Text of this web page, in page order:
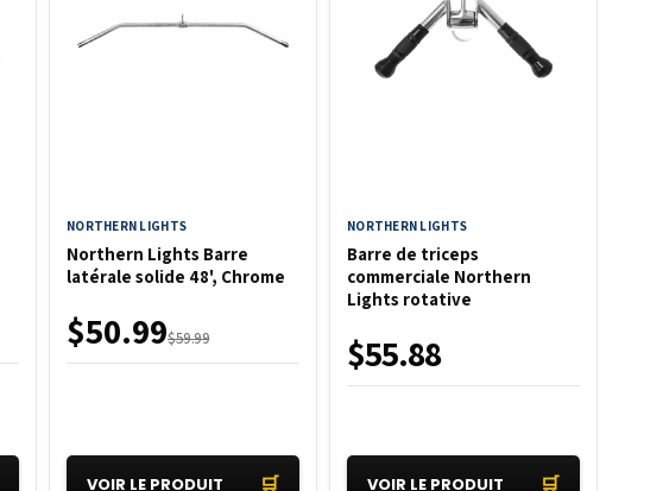
NORTHERN LIGHTS
Northern Lights Barre
latérale solide 48', Chrome
$59.99
$50.99
VOIR LE PRODUIT 🛒
NORTHERN LIGHTS
Barre de triceps
commerciale Northern
Lights rotative
$55.88
VOIR LE PRODUIT 🛒